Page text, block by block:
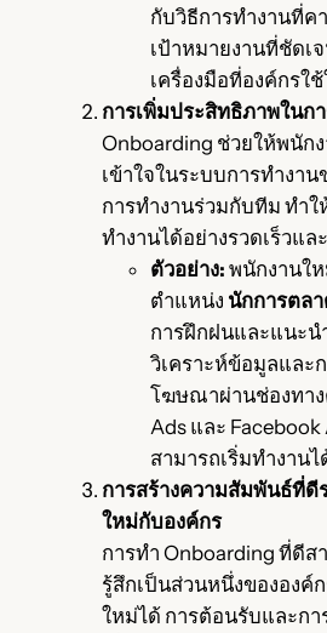
กับวิธีการทำงานที่ค
เป้าหมายงานที่ชัดเ
เครื่องมือที่องค์กรใ
การเพิ่มประสิทธิภาพในก
Onboarding ช่วยให้พนัก
เข้าใจในระบบการทำงา
การทำงานร่วมกับทีม ทำใ
ทำงานได้อย่างรวดเร็วแ
ตัวอย่าง: พนักงานใ
ตำแหน่ง นักการตล
การฝึกฝนและแนะน
วิเคราะห์ข้อมูลและ
โฆษณาผ่านช่องทาง
Ads และ Facebook
สามารถเริ่มทำงาน
การสร้างความสัมพันธ์ที่ดี
ใหม่กับองค์กร
การทำ Onboarding ที่ดีส
รู้สึกเป็นส่วนหนึ่งขององค์
ใหม่ได้ การต้อนรับและก